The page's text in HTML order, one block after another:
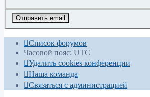
Список форумов
Часовой пояс: UTC
Удалить cookies конференции
Наша команда
Связаться с администрацией